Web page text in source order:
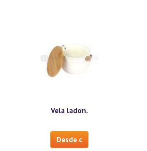
Vela ladon.
Desde c